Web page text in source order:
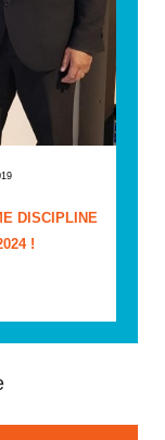
DISCIPLINE
!